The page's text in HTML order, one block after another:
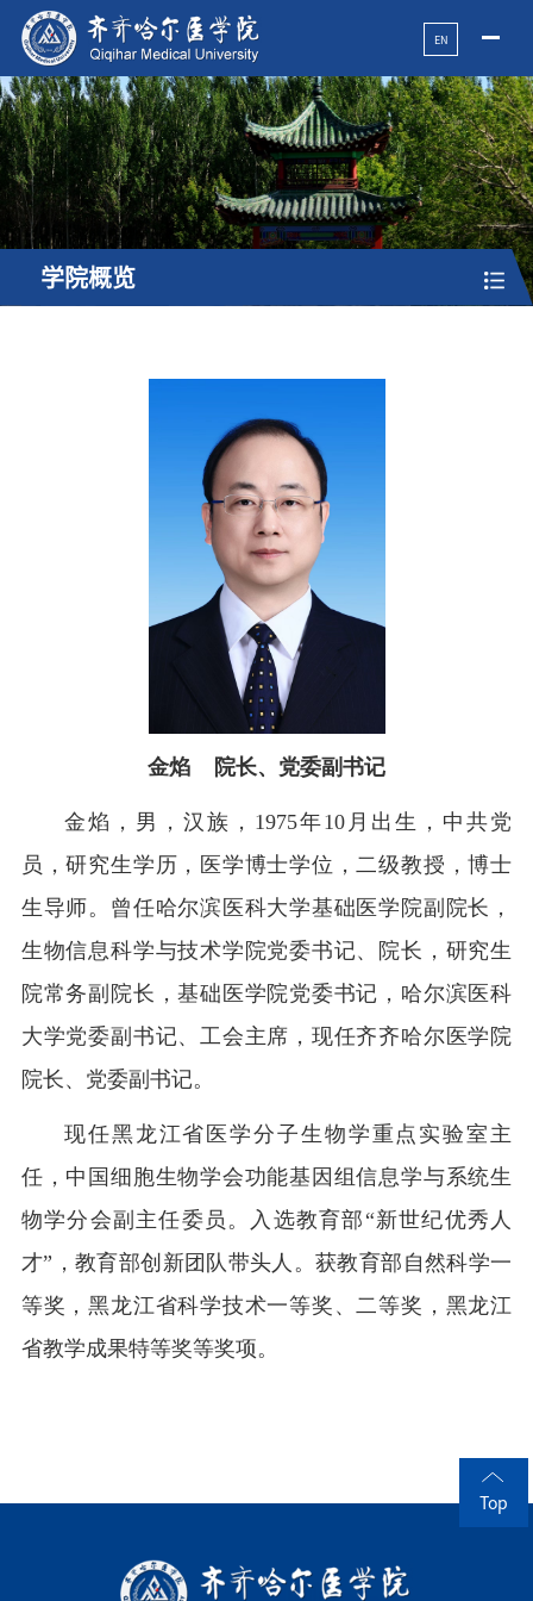
EN
学院概览
金焰 院长、党委副书记
金焰，男，汉族，1975年10月出生，中共党
员，研究生学历，医学博士学位，二级教授，博士
生导师。曾任哈尔滨医科大学基础医学院副院长，
生物信息科学与技术学院党委书记、院长，研究生
院常务副院长，基础医学院党委书记，哈尔滨医科
大学党委副书记、工会主席，现任齐齐哈尔医学院
院长、党委副书记。
现任黑龙江省医学分子生物学重点实验室主
任，中国细胞生物学会功能基因组信息学与系统生
物学分会副主任委员。入选教育部“新世纪优秀人
才”，教育部创新团队带头人。获教育部自然科学一
等奖，黑龙江省科学技术一等奖、二等奖，黑龙江
省教学成果特等奖等奖项。
Top